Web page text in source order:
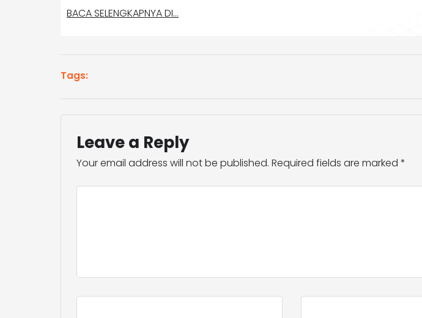
BACA SELENGKAPNYA DI…
Tags:
Leave a Reply
Your email address will not be published. Required fields are marked *